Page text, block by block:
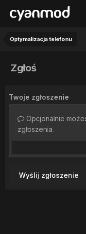
Optymalizacja telefonu
Zgłoś
Twoje zgłoszenie
Opcjonalnie
zgłoszenia.
Wyślij zgłoszenie